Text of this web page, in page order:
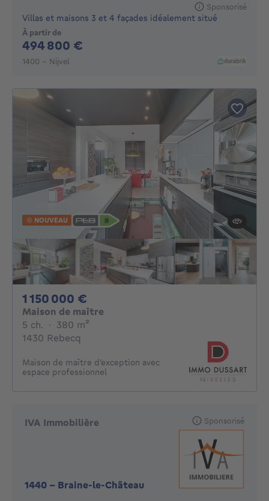
Sponsorisé
Villas et maisons 3 et 4 façades idéalement situé
À partir de
494 800 €
1400 - Nijvel
NOUVEAU
1 150 000 €
Maison de maître
5 ch. 5 chambres
· 380 m²
1430 Rebecq
Maison de maître d’exception avec
espace professionnel
IVA Immobilière
1440 - Braine-le-Château
Sponsorisé